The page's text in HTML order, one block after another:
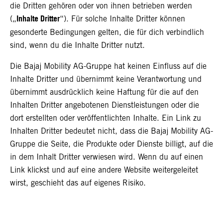
die Dritten gehören oder von ihnen betrieben werden
(„Inhalte Dritter“). Für solche Inhalte Dritter können
gesonderte Bedingungen gelten, die für dich verbindlich
sind, wenn du die Inhalte Dritter nutzt.
Die Bajaj Mobility AG-Gruppe hat keinen Einfluss auf die
Inhalte Dritter und übernimmt keine Verantwortung und
übernimmt ausdrücklich keine Haftung für die auf den
Inhalten Dritter angebotenen Dienstleistungen oder die
dort erstellten oder veröffentlichten Inhalte. Ein Link zu
Inhalten Dritter bedeutet nicht, dass die Bajaj Mobility AG-
Gruppe die Seite, die Produkte oder Dienste billigt, auf die
in dem Inhalt Dritter verwiesen wird. Wenn du auf einen
Link klickst und auf eine andere Website weitergeleitet
wirst, geschieht das auf eigenes Risiko.